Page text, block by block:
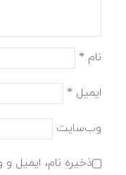
نام *
ایمیل *
وب‌سایت
ذخیره نام، ایمیل